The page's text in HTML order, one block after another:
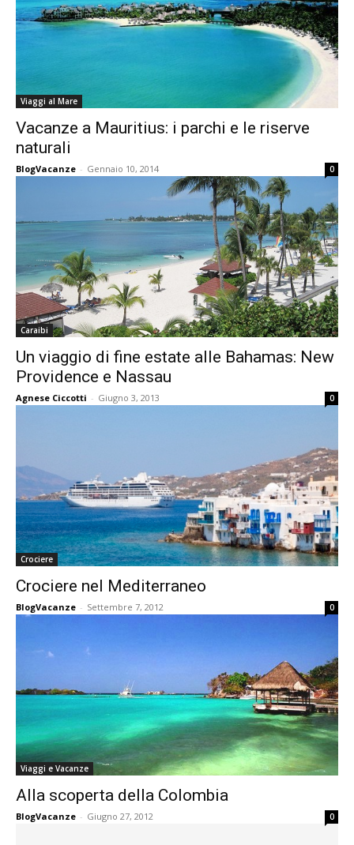
Viaggi al Mare
Vacanze a Mauritius: i parchi e le riserve
naturali
BlogVacanze - Gennaio 10, 2014 0
Caraibi
Un viaggio di fine estate alle Bahamas: New
Providence e Nassau
Agnese Ciccotti - Giugno 3, 2013 0
Crociere
Crociere nel Mediterraneo
BlogVacanze - Settembre 7, 2012 0
Viaggi e Vacanze
Alla scoperta della Colombia
BlogVacanze - Giugno 27, 2012 0